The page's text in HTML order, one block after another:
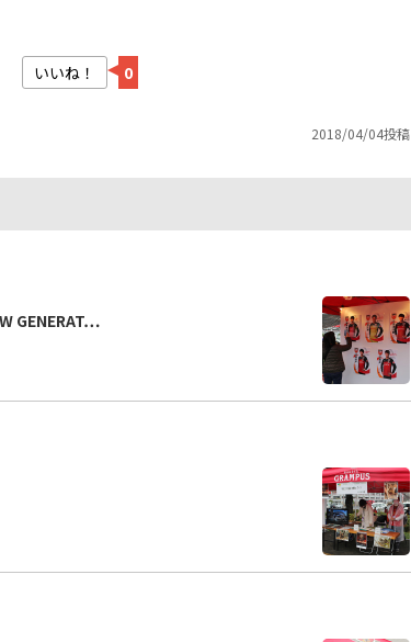
いいね！ 0
2018/04/04投稿
GENERAT…